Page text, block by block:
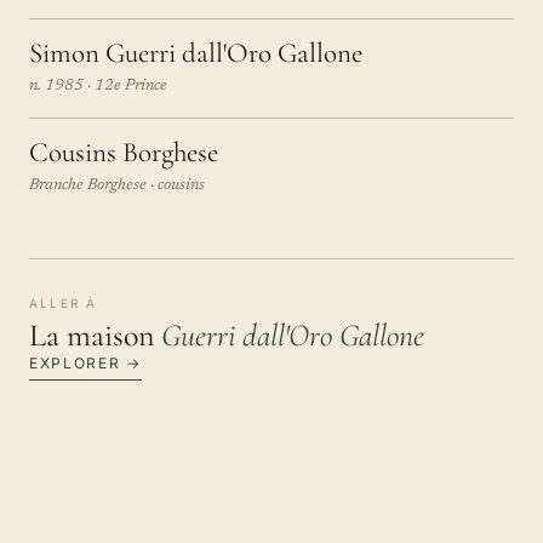
Simon Guerri dall'Oro Gallone
n. 1985 · 12e Prince
Cousins Borghese
Branche Borghese · cousins
ALLER À
La maison Guerri dall'Oro Gallone
EXPLORER →